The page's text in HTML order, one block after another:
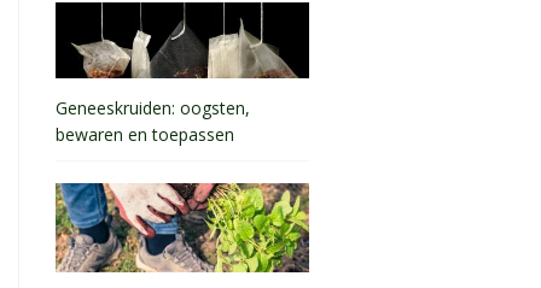
Geneeskruiden: oogsten,
bewaren en toepassen